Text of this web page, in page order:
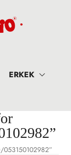
ERKEK
053150102982”